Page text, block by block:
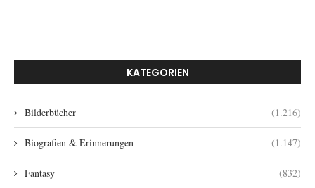
KATEGORIEN
Bilderbücher (1.216)
Biografien & Erinnerungen (1.147)
Fantasy (832)